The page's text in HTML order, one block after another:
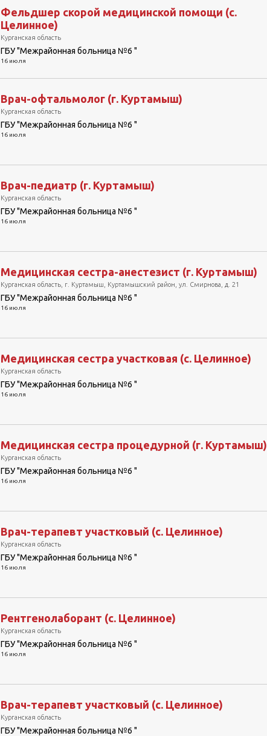
Фельдшер скорой медицинской помощи (с.
Целинное)
Курганская область
ГБУ "Межрайонная больница №6 "
16 июля
Врач-офтальмолог (г. Куртамыш)
Курганская область
ГБУ "Межрайонная больница №6 "
16 июля
Врач-педиатр (г. Куртамыш)
Курганская область
ГБУ "Межрайонная больница №6 "
16 июля
Медицинская сестра-анестезист (г. Куртамыш)
Курганская область, г. Куртамыш, Куртамышский район, ул. Смирнова, д. 21
ГБУ "Межрайонная больница №6 "
16 июля
Медицинская сестра участковая (с. Целинное)
Курганская область
ГБУ "Межрайонная больница №6 "
16 июля
Медицинская сестра процедурной (г. Куртамыш)
Курганская область
ГБУ "Межрайонная больница №6 "
16 июля
Врач-терапевт участковый (с. Целинное)
Курганская область
ГБУ "Межрайонная больница №6 "
16 июля
Рентгенолаборант (с. Целинное)
Курганская область
ГБУ "Межрайонная больница №6 "
16 июля
Врач-терапевт участковый (с. Целинное)
Курганская область
ГБУ "Межрайонная больница №6 "